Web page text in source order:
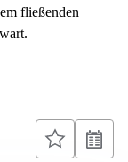
fließenden